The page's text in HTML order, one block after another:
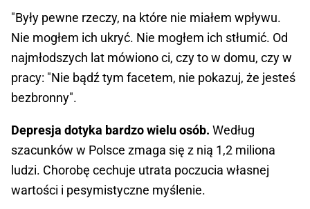
"Były pewne rzeczy, na które nie miałem wpływu.
Nie mogłem ich ukryć. Nie mogłem ich stłumić. Od
najmłodszych lat mówiono ci, czy to w domu, czy w
pracy: "Nie bądź tym facetem, nie pokazuj, że jesteś
bezbronny".
Depresja dotyka bardzo wielu osób. Według
szacunków w Polsce zmaga się z nią 1,2 miliona
ludzi. Chorobę cechuje utrata poczucia własnej
wartości i pesymistyczne myślenie.